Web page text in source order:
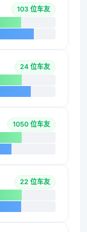
103 位车友
24 位车友
1050 位车友
22 位车友